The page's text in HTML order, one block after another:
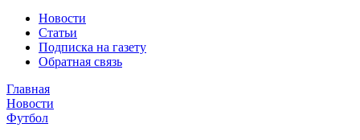
Новости
Статьи
Подписка на газету
Обратная связь
Главная
Новости
Футбол